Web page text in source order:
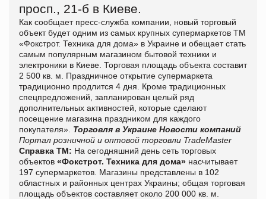
просп., 21-б в Киеве.
Как сообщает пресс-служба компании, новый торговый
объект будет одним из самых крупных супермаркетов ТМ
«Фокстрот. Техника для дома» в Украине и обещает стать
самым популярным магазином бытовой техники и
электроники в Киеве. Торговая площадь объекта составит
2 500 кв. м. Праздничное открытие супермаркета
традиционно продлится 4 дня. Кроме традиционных
спецпредложений, запланирован целый ряд
дополнительных активностей, которые сделают
посещение магазина праздником для каждого
покупателя». Торговля в Украине Новости компаний
Портал розничной и оптовой торговли TradeMaster
Справка ТМ: На сегодняшний день сеть торговых
объектов «Фокстрот. Техника для дома» насчитывает
197 супермаркетов. Магазины представлены в 102
областных и районных центрах Украины; общая торговая
площадь объектов составляет около 200 000 кв. м.